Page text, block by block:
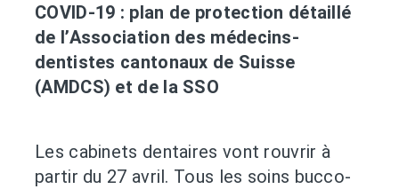
COVID-19 : plan de protection détaillé
de l’Association des médecins-
dentistes cantonaux de Suisse
(AMDCS) et de la SSO
Les cabinets dentaires vont rouvrir à
partir du 27 avril. Tous les soins bucco-